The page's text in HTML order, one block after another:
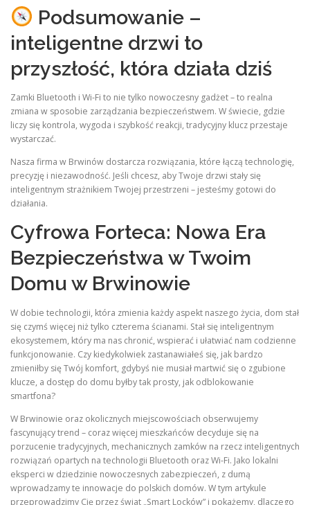
Podsumowanie –
inteligentne drzwi to
przyszłość, która działa dziś
Zamki Bluetooth i Wi-Fi to nie tylko nowoczesny gadżet – to realna
zmiana w sposobie zarządzania bezpieczeństwem. W świecie, gdzie
liczy się kontrola, wygoda i szybkość reakcji, tradycyjny klucz przestaje
wystarczać.
Nasza firma w Brwinów dostarcza rozwiązania, które łączą technologię,
precyzję i niezawodność. Jeśli chcesz, aby Twoje drzwi stały się
inteligentnym strażnikiem Twojej przestrzeni – jesteśmy gotowi do
działania.
Cyfrowa Forteca: Nowa Era
Bezpieczeństwa w Twoim
Domu w Brwinowie
W dobie technologii, która zmienia każdy aspekt naszego życia, dom stał
się czymś więcej niż tylko czterema ścianami. Stał się inteligentnym
ekosystemem, który ma nas chronić, wspierać i ułatwiać nam codzienne
funkcjonowanie. Czy kiedykolwiek zastanawiałeś się, jak bardzo
zmieniłby się Twój komfort, gdybyś nie musiał martwić się o zgubione
klucze, a dostęp do domu byłby tak prosty, jak odblokowanie
smartfona?
W Brwinowie oraz okolicznych miejscowościach obserwujemy
fascynujący trend – coraz więcej mieszkańców decyduje się na
porzucenie tradycyjnych, mechanicznych zamków na rzecz inteligentnych
rozwiązań opartych na technologii Bluetooth oraz Wi-Fi. Jako lokalni
eksperci w dziedzinie nowoczesnych zabezpieczeń, z dumą
wprowadzamy te innowacje do polskich domów. W tym artykule
przeprowadzimy Cię przez świat „Smart Locków” i pokażemy, dlaczego